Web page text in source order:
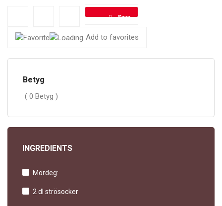
Save
Add to favorites
Betyg
( 0 Betyg )
INGREDIENTS
Mördeg:
2 dl strösocker